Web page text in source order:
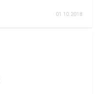
01.10.2018